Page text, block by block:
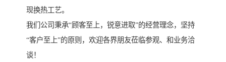
现换热工艺。
我们公司秉承“顾客至上，锐意进取”的经营理念，坚持
“客户至上”的原则，欢迎各界朋友莅临参观、和业务洽
谈！